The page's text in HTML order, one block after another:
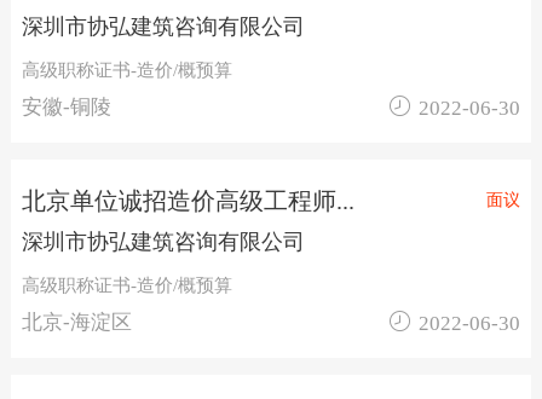
深圳市协弘建筑咨询有限公司
高级职称证书-造价/概预算
安徽-铜陵  2022-06-30
北京单位诚招造价高级工程师... 面议
深圳市协弘建筑咨询有限公司
高级职称证书-造价/概预算
北京-海淀区  2022-06-30